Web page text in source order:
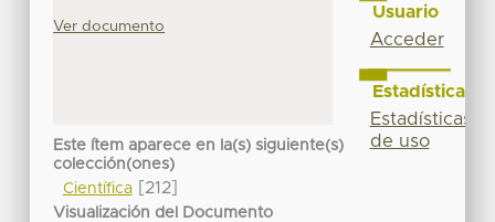
Ver documento
Este ítem aparece en la(s) siguiente(s)
colección(ones)
Científica[212]
Visualización del Documento
Usuario
Acceder
Estadísticas
Estadísticas
de uso